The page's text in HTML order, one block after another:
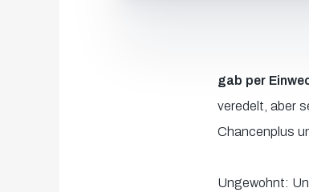
gab per
veredelt, aber
Chancenplus
Ungewohnt: